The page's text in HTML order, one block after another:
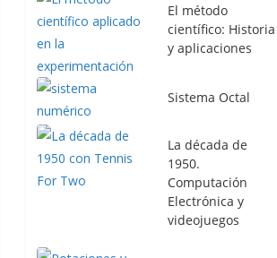
El método
científico: Historia
y aplicaciones
Sistema Octal
La década de
1950.
Computación
Electrónica y
videojuegos